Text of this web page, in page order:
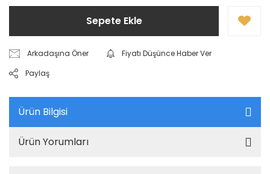
Sepete Ekle
Arkadaşına Öner
Fiyatı Düşünce Haber Ver
Paylaş
Ürün Bilgisi
Ürün Yorumları